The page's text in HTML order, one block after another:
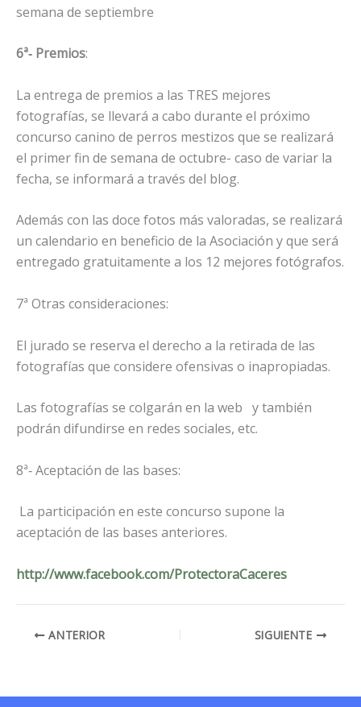
semana de septiembre
6ª‐ Premios:
La entrega de premios a las TRES mejores
fotografías, se llevará a cabo durante el próximo
concurso canino de perros mestizos que se realizará
el primer fin de semana de octubre- caso de variar la
fecha, se informará a través del blog.
Además con las doce fotos más valoradas, se realizará
un calendario en beneficio de la Asociación y que será
entregado gratuitamente a los 12 mejores fotógrafos.
7ª Otras consideraciones:
El jurado se reserva el derecho a la retirada de las
fotografías que considere ofensivas o inapropiadas.
Las fotografías se colgarán en la web y también
podrán difundirse en redes sociales, etc.
8ª‐ Aceptación de las bases:
La participación en este concurso supone la
aceptación de las bases anteriores.
http://www.facebook.com/ProtectoraCaceres
ANTERIOR SIGUIENTE